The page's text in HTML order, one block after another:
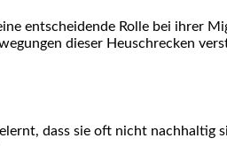
entscheidende Rolle bei ihrer
dieser Heuschrecken
dass sie oft⁣ nicht nachhaltig